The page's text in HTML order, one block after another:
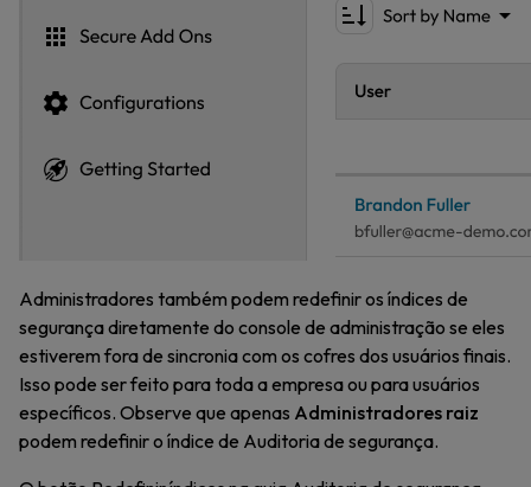
Administradores também podem redefinir os índices de
segurança diretamente do console de administração se eles
estiverem fora de sincronia com os cofres dos usuários finais.
Isso pode ser feito para toda a empresa ou para usuários
específicos. Observe que apenas Administradores raiz
podem redefinir o índice de Auditoria de segurança.